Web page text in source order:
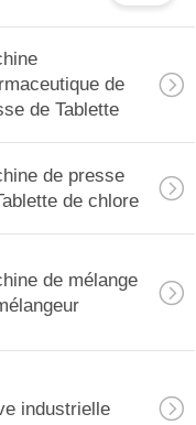
de
de Tablette
de presse
de chlore
de mélange
industrielle